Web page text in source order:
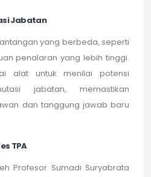
Jabatan
yang berbeda, seperti
penalaran yang lebih tinggi.
alat untuk menilai potensi
jabatan, memastikan
dan tanggung jawab baru
TPA
Profesor Sumadi Suryabrata